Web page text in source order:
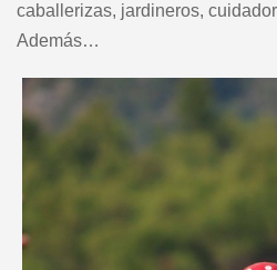
caballerizas, jardineros,
Además…